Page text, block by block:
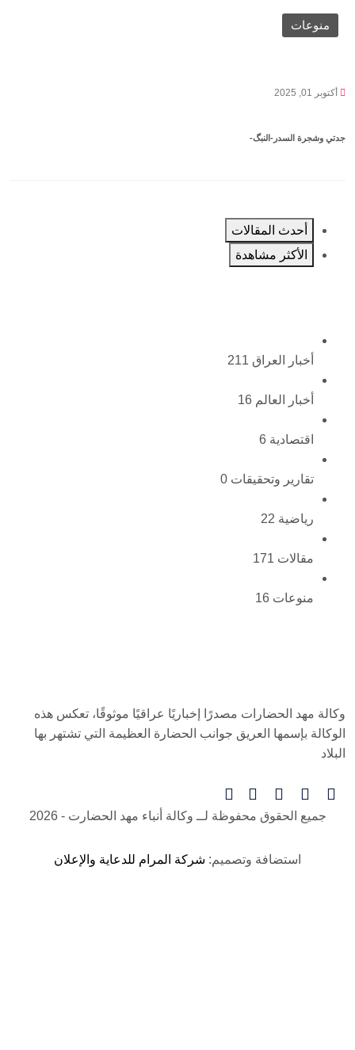
منوعات
أكتوبر 01, 2025
جدتي وشجرة السدر-النبگ-
أحدث المقالات
الأكثر مشاهدة
أخبار العراق 211
أخبار العالم 16
اقتصادية 6
تقارير وتحقيقات 0
رياضية 22
مقالات 171
منوعات 16
وكالة مهد الحضارات مصدرًا إخباريًا عراقيًا موثوقًا، تعكس هذه
الوكالة بإسمها العريق جوانب الحضارة العظيمة التي تشتهر بها
البلاد
جميع الحقوق محفوظة لــ وكالة أنباء مهد الحضارت - 2026
استضافة وتصميم: شركة المرام للدعاية والإعلان